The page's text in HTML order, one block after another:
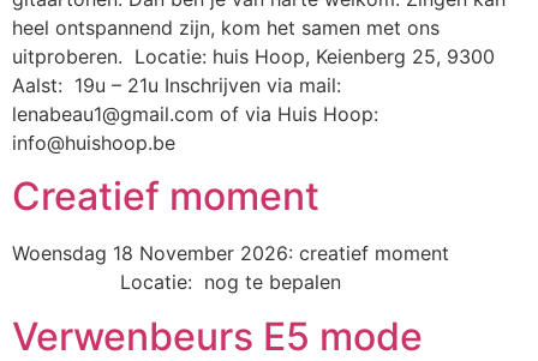
heel ontspannend zijn, kom het samen met ons
uitproberen. Locatie: huis Hoop, Keienberg 25, 9300
Aalst: 19u – 21u Inschrijven via mail:
lenabeau1@gmail.com of via Huis Hoop:
info@huishoop.be
Creatief moment
Woensdag 18 November 2026: creatief moment
Locatie: nog te bepalen
Verwenbeurs E5 mode